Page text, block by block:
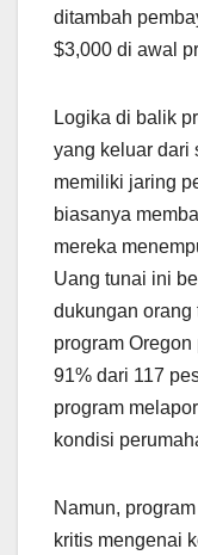
ditambah
$3,000 di awal
Logika di balik
yang keluar dari
memiliki jaring
biasanya
mereka
Uang tunai ini
dukungan orang
program
91% dari 117
program
kondisi
Namun,
kritis mengenai